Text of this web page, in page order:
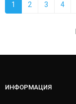
1 2 3 4
ИНФОРМАЦИЯ